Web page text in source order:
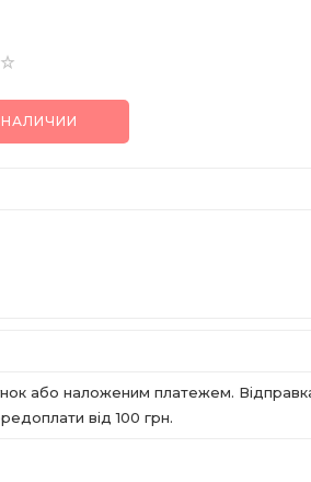
НАЛИЧИИ
або наложеним платежем.
вiд 100 грн.